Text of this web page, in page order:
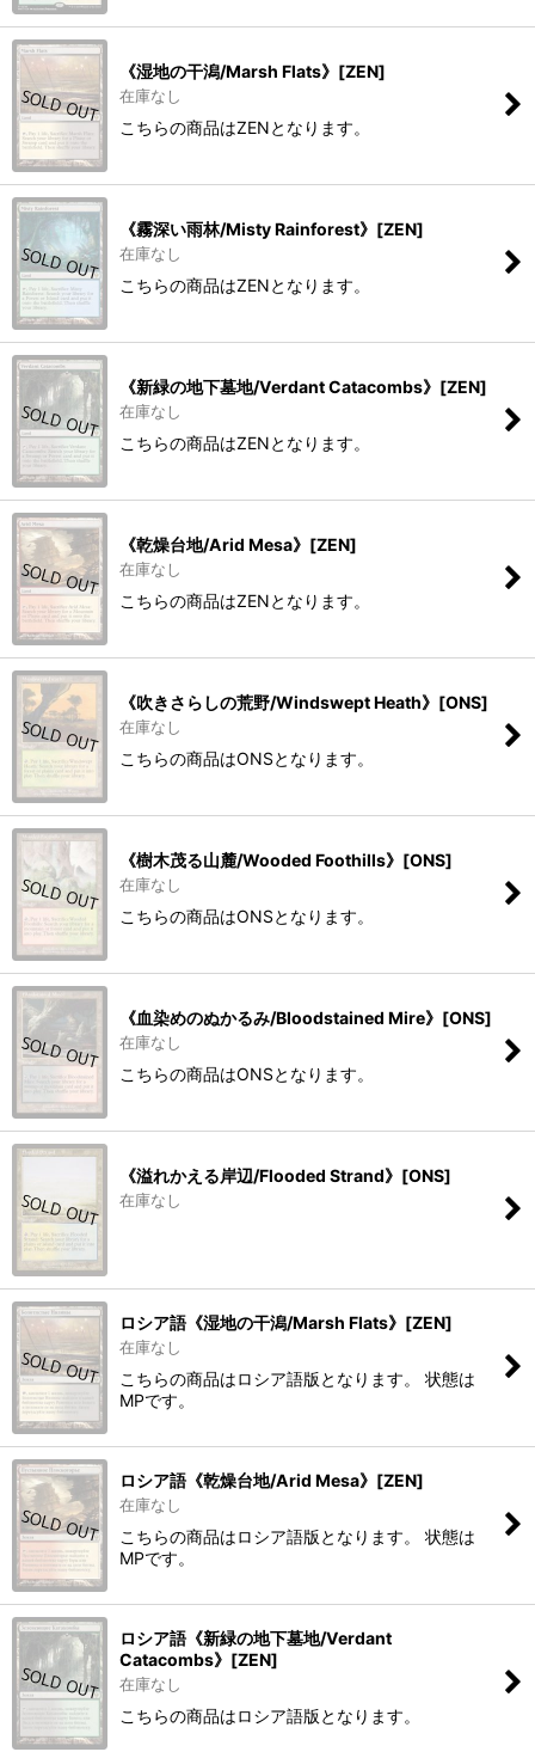
《湿地の干潟/Marsh Flats》[ZEN]
在庫なし
こちらの商品はZENとなります。
《霧深い雨林/Misty Rainforest》[ZEN]
在庫なし
こちらの商品はZENとなります。
《新緑の地下墓地/Verdant Catacombs》[ZEN]
在庫なし
こちらの商品はZENとなります。
《乾燥台地/Arid Mesa》[ZEN]
在庫なし
こちらの商品はZENとなります。
《吹きさらしの荒野/Windswept Heath》[ONS]
在庫なし
こちらの商品はONSとなります。
《樹木茂る山麓/Wooded Foothills》[ONS]
在庫なし
こちらの商品はONSとなります。
《血染めのぬかるみ/Bloodstained Mire》[ONS]
在庫なし
こちらの商品はONSとなります。
《溢れかえる岸辺/Flooded Strand》[ONS]
在庫なし
ロシア語《湿地の干潟/Marsh Flats》[ZEN]
在庫なし
こちらの商品はロシア語版となります。 状態は
MPです。
ロシア語《乾燥台地/Arid Mesa》[ZEN]
在庫なし
こちらの商品はロシア語版となります。 状態は
MPです。
ロシア語《新緑の地下墓地/Verdant
Catacombs》[ZEN]
在庫なし
こちらの商品はロシア語版となります。